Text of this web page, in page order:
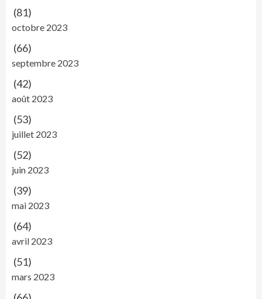
(81)
octobre 2023
(66)
septembre 2023
(42)
août 2023
(53)
juillet 2023
(52)
juin 2023
(39)
mai 2023
(64)
avril 2023
(51)
mars 2023